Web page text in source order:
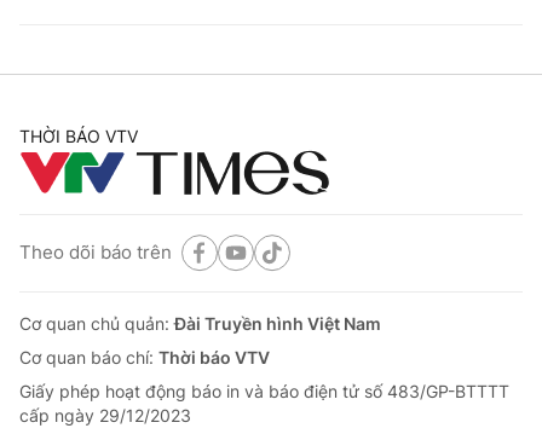
THỜI BÁO VTV
Theo dõi báo trên
Cơ quan chủ quản:Đài Truyền hình Việt Nam
Cơ quan báo chí: Thời báo VTV
Giấy phép hoạt động báo in và báo điện tử số 483/GP-BTTTT
cấp ngày 29/12/2023